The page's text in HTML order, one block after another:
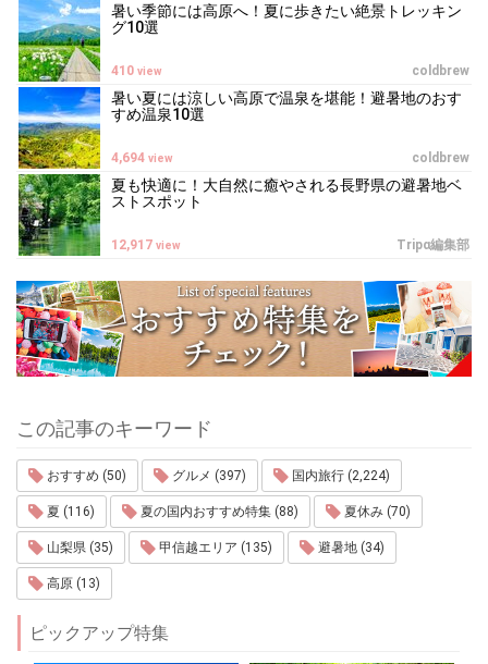
暑い季節には高原へ！夏に歩きたい絶景トレッキン
グ10選
coldbrew
410 view
暑い夏には涼しい高原で温泉を堪能！避暑地のおす
すめ温泉10選
coldbrew
4,694 view
夏も快適に！大自然に癒やされる長野県の避暑地ベ
ストスポット
Tripα編集部
12,917 view
この記事のキーワード
おすすめ (50) グルメ (397) 国内旅行 (2,224)
夏 (116) 夏の国内おすすめ特集 (88) 夏休み (70)
山梨県 (35) 甲信越エリア (135) 避暑地 (34)
高原 (13)
ピックアップ特集